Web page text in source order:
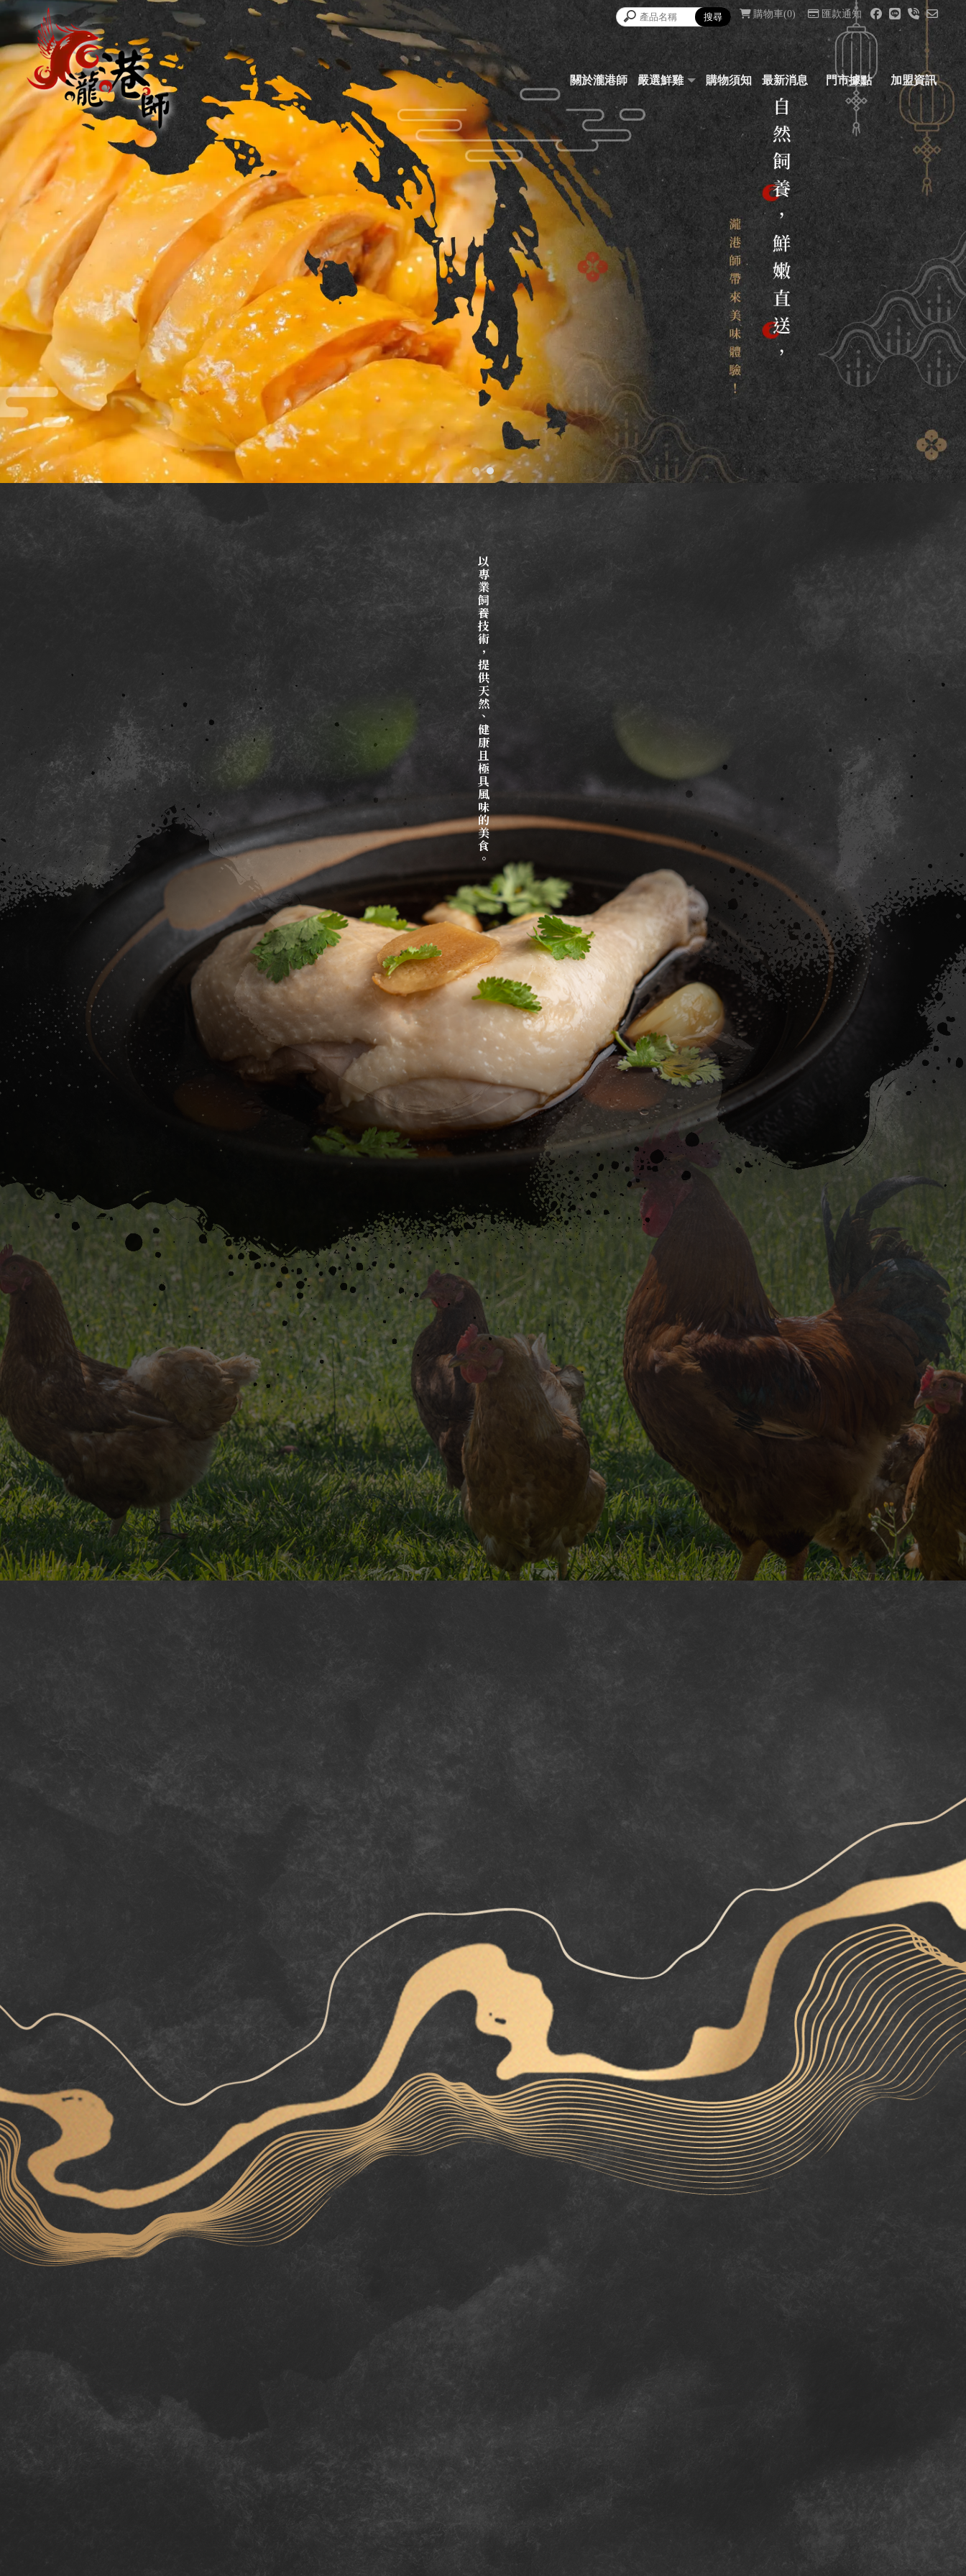
購物車 0 匯款通知
關於瀧港師
ABOUT
嚴選鮮雞
SHOP
購物須知
NOTICE
最新消息
NEWS
門市據點
LOCATION
加盟資訊
JOIN US
台北雞肉
新莊區雞肉 以專業飼養技術，
提供天然、健康且極具風味的美食。